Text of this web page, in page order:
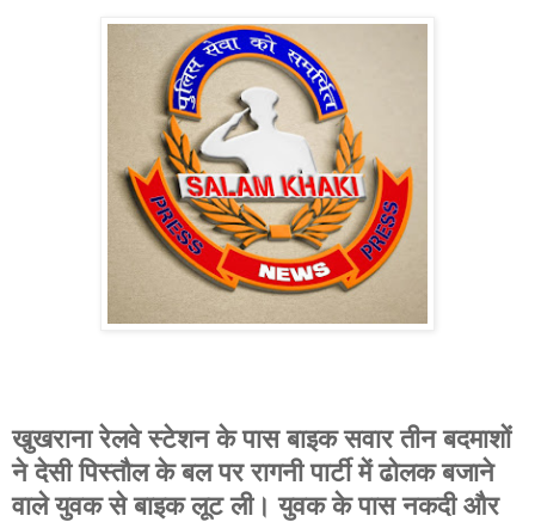
खुखराना रेलवे स्टेशन के पास बाइक सवार तीन बदमाशों
ने देसी पिस्तौल के बल पर रागनी पार्टी में ढोलक बजाने
वाले युवक से बाइक लूट ली। युवक के पास नकदी और